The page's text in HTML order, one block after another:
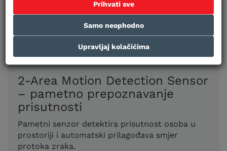
Funkcija Heat Boost omogućuje brže
zagrijavanje prostora – do 20 % brže od
standardnog načina rada.
Savršeno rješenje za hladna jutra ili kada želite
trenutačnu toplinu odmah nakon uključivanja
uređaja.
2-Area Motion Detection Sensor
– pametno prepoznavanje
prisutnosti
Pametni senzor detektira prisutnost osoba u
prostoriji i automatski prilagođava smjer
protoka zraka.
Prihvati sve
Samo neophodno
Upravljaj kolačićima